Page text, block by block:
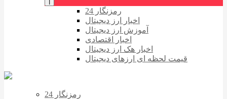
رمزنگار 24
اخبار ارز دیجیتال
آموزش ارز دیجیتال
اخبار اقتصادی
اخبار هک ارز دیجیتال
قیمت لحظه ای ارزهای دیجیتال
رمزنگار 24